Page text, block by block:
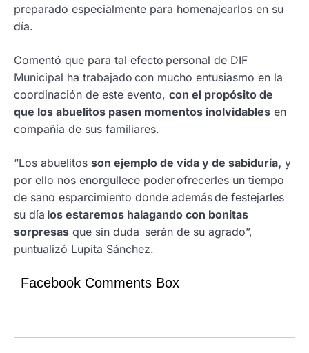
preparado especialmente para homenajearlos en su
día.
Comentó que para tal efecto personal de DIF
Municipal ha trabajado con mucho entusiasmo en la
coordinación de este evento, con el propósito de
que los abuelitos pasen momentos inolvidables en
compañía de sus familiares.
“Los abuelitos son ejemplo de vida y de sabiduría, y
por ello nos enorgullece poder ofrecerles un tiempo
de sano esparcimiento donde además de festejarles
su día los estaremos halagando con bonitas
sorpresas que sin duda serán de su agrado”,
puntualizó Lupita Sánchez.
Facebook Comments Box